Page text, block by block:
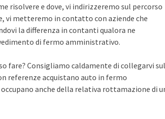
risolvere e dove, vi indirizzeremo sul percorso
vi metteremo in contatto con aziende che
la differenza in contanti qualora ne
di fermo amministrativo.
fare? Consigliamo caldamente di collegarvi sul
referenze acquistano auto in fermo
anche della relativa rottamazione di